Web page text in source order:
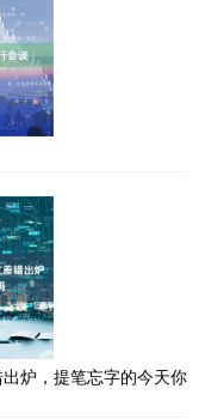
炉，提笔忘字的今天你